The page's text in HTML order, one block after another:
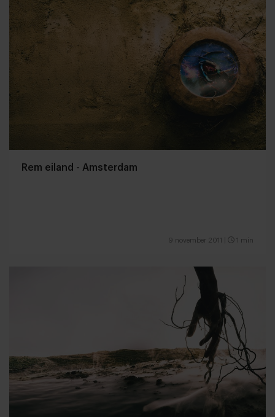
Rem eiland - Amsterdam
9 november 2011 1 min